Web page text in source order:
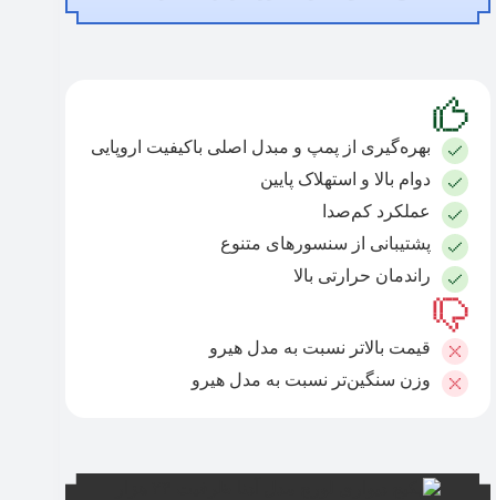
بهره‌گیری از پمپ و مبدل اصلی باکیفیت اروپایی
دوام بالا و استهلاک پایین
عملکرد کم‌صدا
پشتیبانی از سنسورهای متنوع
راندمان حرارتی بالا
قیمت بالاتر نسبت به مدل هیرو
وزن سنگین‌تر نسبت به مدل هیرو